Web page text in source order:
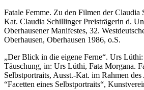
Fatale Femme. Zu den Filmen der
Kat. Claudia Schillinger Preisträgerin d.
Oberhausener Manifestes, 32.
Oberhausen, Oberhausen 1986, o.S.
„Der Blick in die eigene Ferne“. Urs
Täuschung, in: Urs Lüthi, Fata Morgana.
Selbstportraits, Ausst.-Kat. im Rahmen
“Facetten eines Selbstportraits“,